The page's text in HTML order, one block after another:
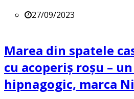
27/09/2023
Marea din spatele
cu acoperiș roșu –
hipnagogic, marca